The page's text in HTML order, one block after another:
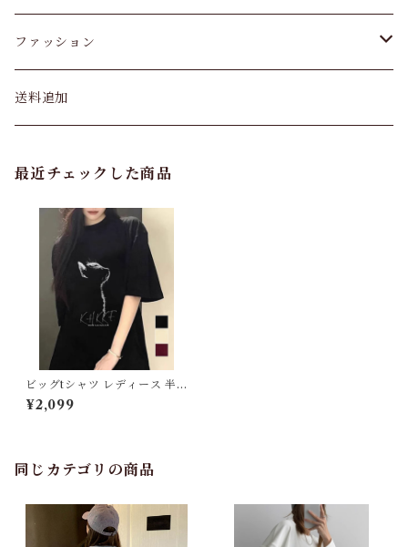
ファッション
パンツ&スカート
バッグ
カーディガン
パンプス・サンダル
ワンピース・セットアップ
女性下着・靴下
送料追加
最近チェックした商品
ビッグtシャツ レディース 半
袖トップス
¥2,099
同じカテゴリの商品